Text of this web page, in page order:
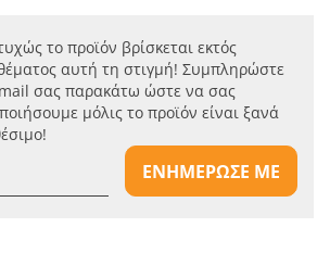
το προϊόν βρίσκεται εκτός
αυτή τη στιγμή! Συμπληρώστε
σας παρακάτω ώστε να σας
μόλις το προϊόν είναι ξανά
ΕΝΗΜΕΡΩΣΕ ΜΕ